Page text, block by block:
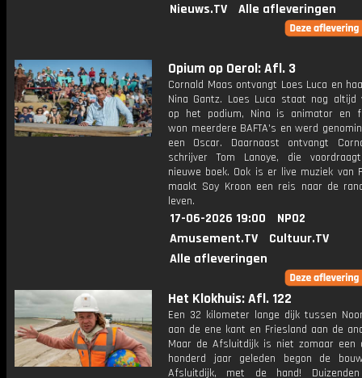
Nieuws.TV
Alle afleveringen
Opium op Oerol: Afl. 3
Cornald Maas ontvangt Loes Luca en
Nina Gantz. Loes Luca staat nog altijd
op het podium, Nina is animator en
won meerdere BAFTA's en werd
een Oscar. Daarnaast ontvangt
schrijver Tom Lanoye, die
nieuwe boek. Ook is er live muziek van
maakt Soy Kroon een reis naar de
leven.
17-06-2026 19:00
NPO2
Amusement.TV
Cultuur.TV
Alle afleveringen
Het Klokhuis: Afl. 122
Een 32 kilometer lange dijk tussen
aan de ene kant en Friesland aan de
Maar de Afsluitdijk is niet zomaar een
honderd jaar geleden begon de
Afsluitdijk, met de hand!